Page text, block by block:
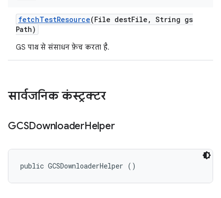
fetchTestResource(File destFile , String gs
Path)
GS पाथ से संसाधन फ़ेच करता है.
सार्वजनिक कंस्ट्रक्टर
GCSDownloaderHelper
public GCSDownloaderHelper ()